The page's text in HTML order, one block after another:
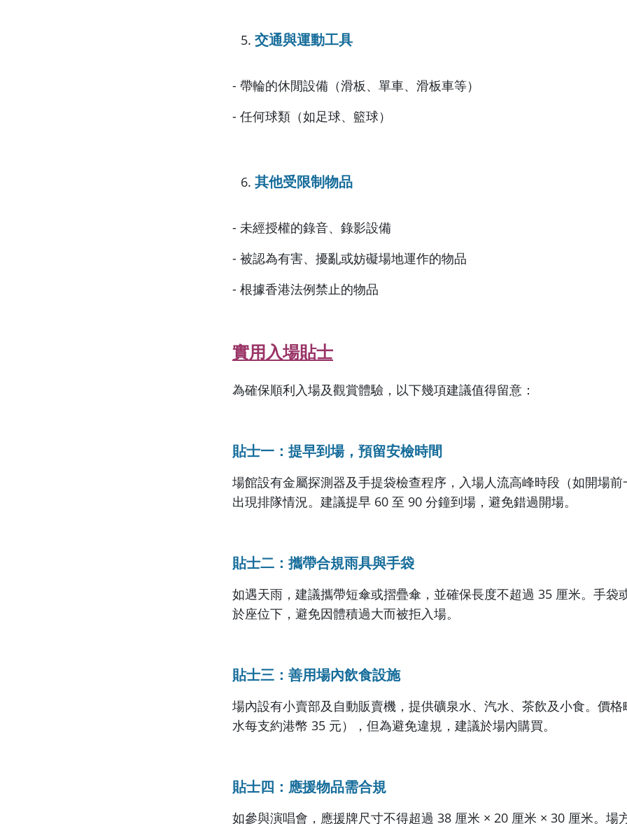
交通與運動工具
- 帶輪的休閒設備（滑板、單車、滑板車等）
- 任何球類（如足球、籃球）
其他受限制物品
- 未經授權的錄音、錄影設備
- 被認為有害、擾亂或妨礙場地運作的物品
- 根據香港法例禁止的物品
實用入場貼士
為確保順利入場及觀賞體驗，以下幾項建議值得留意：
貼士一：提早到場，預留安檢時間
場館設有金屬探測器及手提袋檢查程序，入場人流高峰時段（如開場
出現排隊情況。建議提早 60 至 90 分鐘到場，避免錯過開場。
貼士二：攜帶合規雨具與手袋
如遇天雨，建議攜帶短傘或摺疊傘，並確保長度不超過 35 厘米。手袋
於座位下，避免因體積過大而被拒入場。
貼士三：善用場內飲食設施
場內設有小賣部及自動販賣機，提供礦泉水、汽水、茶飲及小食。價
水每支約港幣 35 元），但為避免違規，建議於場內購買。
貼士四：應援物品需合規
如參與演唱會，應援牌尺寸不得超過 38 厘米 × 20 厘米 × 30 厘米。場